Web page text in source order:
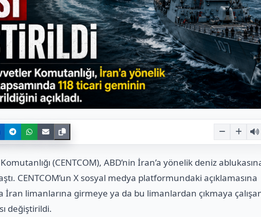
(CENTCOM), ABD’nin İran’a yönelik deniz
CENTCOM’un X sosyal medya platformundaki açıklamasına
İran limanlarına girmeye ya da bu limanlardan çıkmaya
değiştirildi.